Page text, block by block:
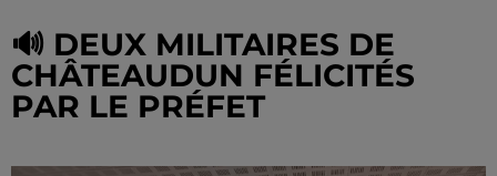
🔊 DEUX MILITAIRES DE
CHÂTEAUDUN FÉLICITÉS
PAR LE PRÉFET